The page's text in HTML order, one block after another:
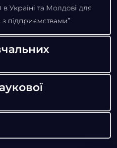
Україні та Молдові для
з підприємствами”